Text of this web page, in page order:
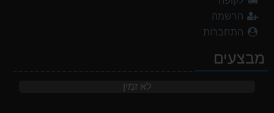
הרשמה
התחברות
מבצעים
לא זמין